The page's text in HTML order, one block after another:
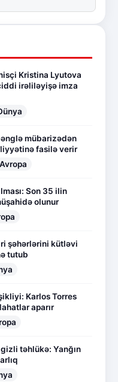
Kristina Lyutova
irəliləyişə imza
mübarizədən
fasilə verir
Avropa
Son 35 ilin
olunur
şəhərlərini kütləvi
tutub
Karlos Torres
aparır
təhlükə: Yanğın